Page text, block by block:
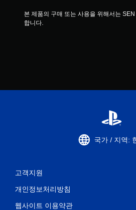
본 제품의 구매 또는 사용을 위해서는
합니다.
국가 / 지역:
고객지원
개인정보처리방침
웹사이트 이용약관